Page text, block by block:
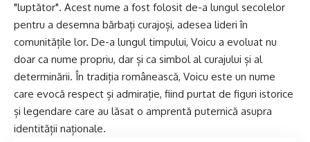
"luptător". Acest nume a fost folosit de-a lungul secolelor
pentru a desemna bărbați curajoși, adesea lideri în
comunitățile lor. De-a lungul timpului, Voicu a evoluat nu
doar ca nume propriu, dar și ca simbol al curajului și al
determinării. În tradiția românească, Voicu este un nume
care evocă respect și admirație, fiind purtat de figuri istorice
și legendare care au lăsat o amprentă puternică asupra
identității naționale.